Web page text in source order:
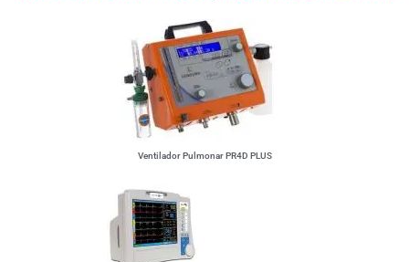
Ventilador Pulmonar PR4D PLUS